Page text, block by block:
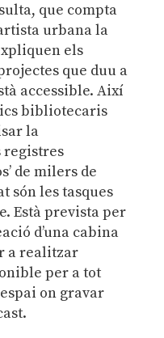
que compta
urbana la
els
que duu a
accessible. Així
bibliotecaris
la
registres
de milers de
són les tasques
Està prevista per
d’una cabina
a realitzar
per a tot
on gravar